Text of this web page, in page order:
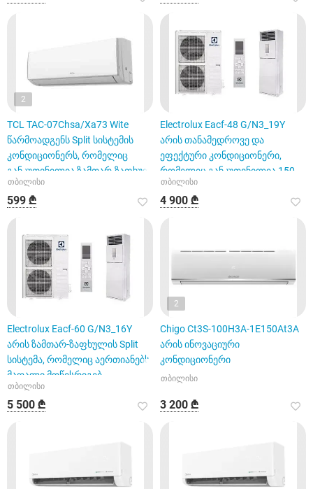
2
TCL TAC-07Chsa/Xa73 Wite
წარმოადგენს Split სისტემის
კონდიციონერს, რომელიც
განკუთვნილია ზამთარ-ზაფხულ
თბილისი
599 ₾
Electrolux Eacf-48 G/N3_19Y
არის თანამედროვე და
ეფექტური კონდიციონერი,
რომელიც განკუთვნილია 150
კვად
თბილისი
4 900 ₾
Electrolux Eacf-60 G/N3_16Y
არის ზამთარ-ზაფხულის Split
სისტემა, რომელიც აერთიანებს
მაღალი მოწესრიგებ
თბილისი
5 500 ₾
2
Chigo Ct3S-100H3A-1E150At3A
არის ინოვაციური
კონდიციონერი
თბილისი
3 200 ₾